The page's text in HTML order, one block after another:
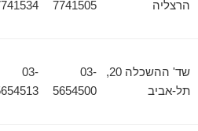
הרצליה
7741505
7741534
שד' ההשכלה 20,
תל-אביב
03-
5654500
03-
5654513